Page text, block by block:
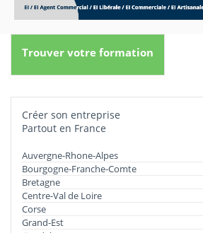
Trouver votre formation
Créer son entreprise
Partout en France
Auvergne-Rhone-Alpes
Bourgogne-Franche-Comte
Bretagne
Centre-Val de Loire
Corse
Grand-Est